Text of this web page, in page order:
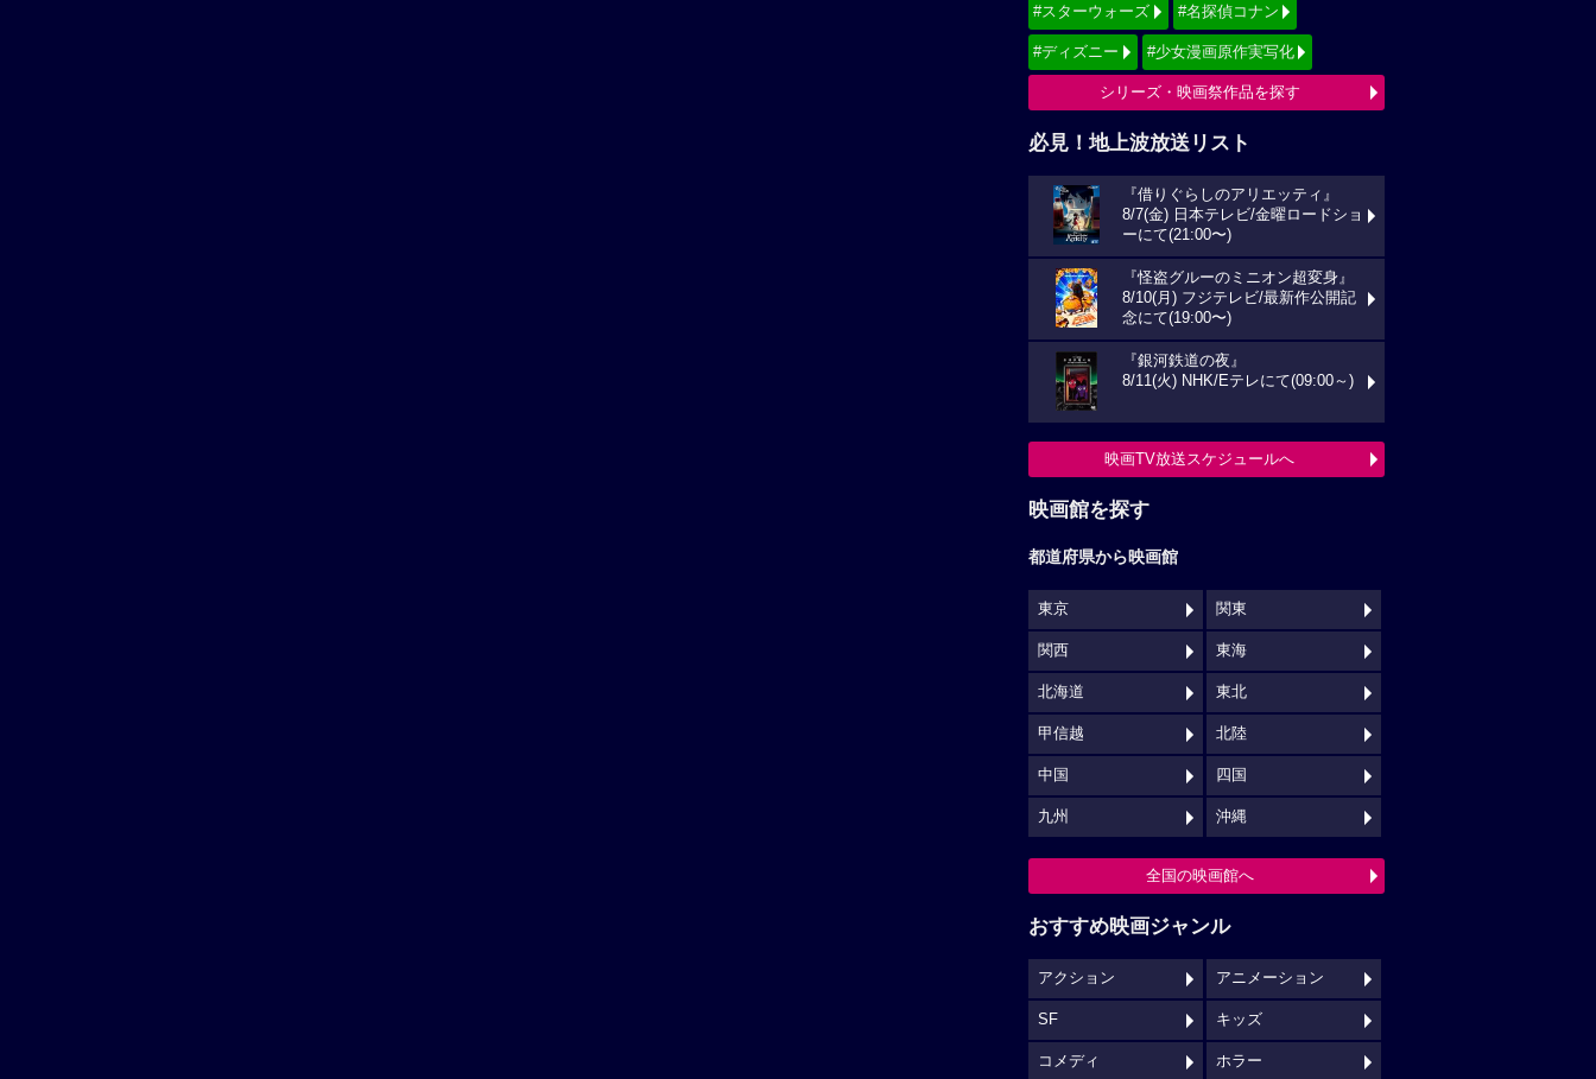
#スターウォーズ #名探偵コナン
#ディズニー #少女漫画原作実写化
シリーズ・映画祭作品を探す
必見！地上波放送リスト
『借りぐらしのアリエッティ』
8/7(金) 日本テレビ/金曜ロードショ
ーにて(21:00〜)
『怪盗グルーのミニオン超変身』
8/10(月) フジテレビ/最新作公開記
念にて(19:00〜)
『銀河鉄道の夜』
8/11(火) NHK/Eテレにて(09:00～)
映画TV放送スケジュールへ
映画館を探す
都道府県から映画館
東京 関東
関西 東海
北海道 東北
甲信越 北陸
中国 四国
九州 沖縄
全国の映画館へ
おすすめ映画ジャンル
アクション アニメーション
SF キッズ
コメディ ホラー